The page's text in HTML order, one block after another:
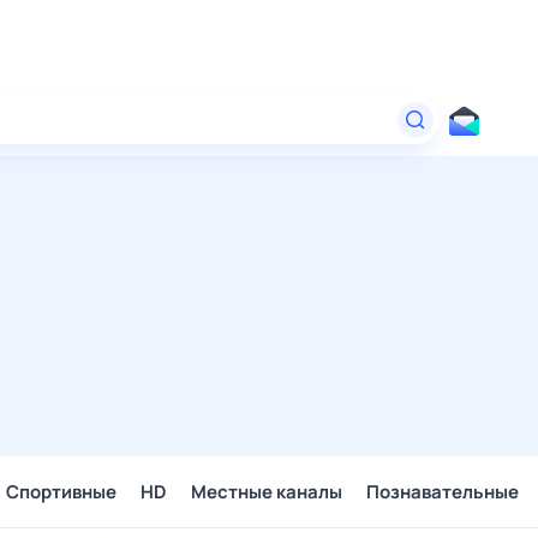
Спортивные HD Местные каналы Познавательные